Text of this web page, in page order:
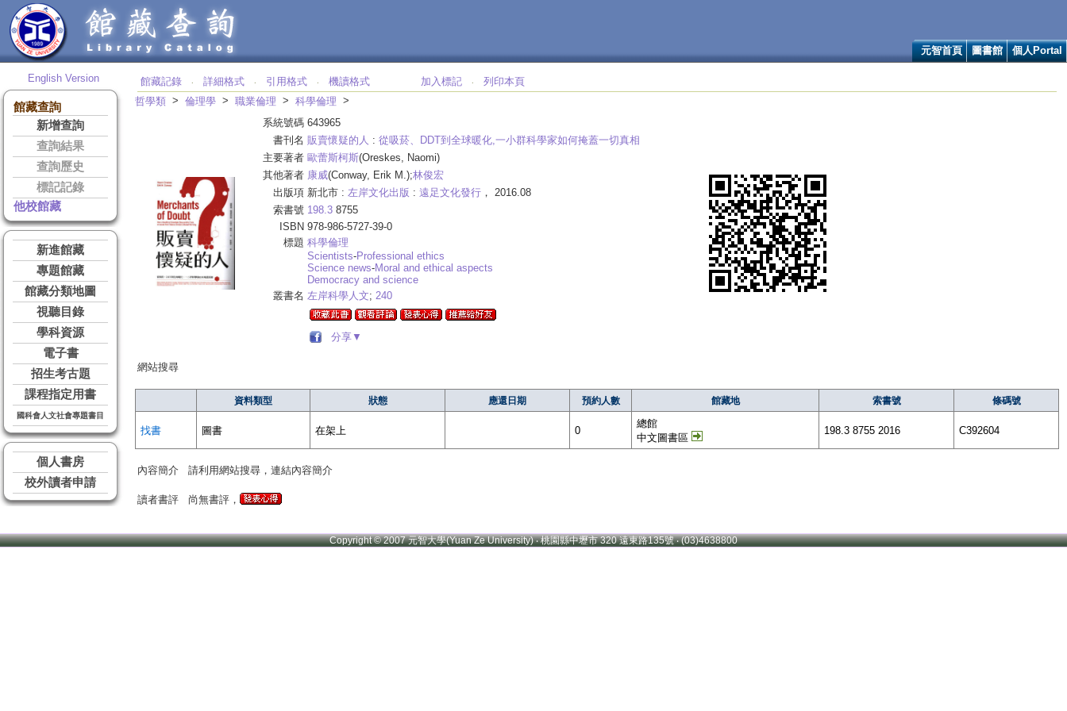
元智首頁 圖書館 個人Portal
English Version
館藏查詢
新增查詢
查詢結果
查詢歷史
標記記錄
他校館藏
新進館藏
專題館藏
館藏分類地圖
視聽目錄
學科資源
電子書
招生考古題
課程指定用書
國科會人文社會專題書目
個人書房
校外讀者申請
館藏記錄 ‧ 詳細格式 ‧ 引用格式 ‧ 機讀格式 加入標記 ‧
列印本頁
哲學類 > 倫理學 > 職業倫理 > 科學倫理 >
系統號碼 643965
書刊名 販賣懷疑的人 : 從吸菸、DDT到全球暖化,一小群科學家如何掩蓋一切真相
主要著者 歐蕾斯柯斯(Oreskes, Naomi)
其他著者 康威(Conway, Erik M.);林俊宏
出版項 新北市 : 左岸文化出版 : 遠足文化發行 ， 2016.08
索書號 198.3 8755
ISBN 978-986-5727-39-0
標題 科學倫理
Scientists-Professional ethics
Science news-Moral and ethical aspects
Democracy and science
叢書名 左岸科學人文; 240
分享▼
網站搜尋
資料類型 狀態 應還日期 預約人數 館藏地 索書號 條碼號
找書 圖書 在架上 0
總館
中文圖書區
198.3 8755 2016 C392604
內容簡介 請利用網站搜尋，連結內容簡介
讀者書評 尚無書評，
Copyright © 2007 元智大學(Yuan Ze University) ‧ 桃園縣中壢市 320 遠東路135號 ‧ (03)4638800